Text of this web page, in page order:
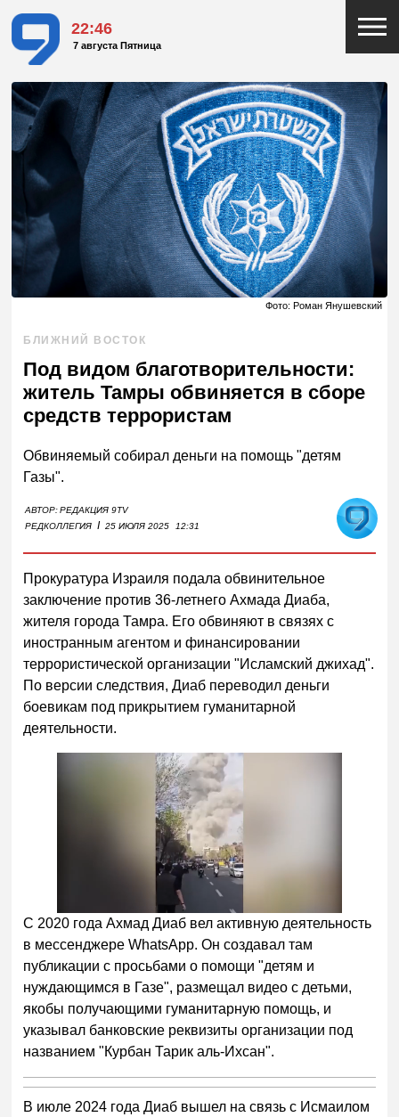
22:46
7 августа Пятница
Фото: Роман Янушевский
БЛИЖНИЙ ВОСТОК
Под видом благотворительности:
житель Тамры обвиняется в сборе
средств террористам
Обвиняемый собирал деньги на помощь "детям
Газы".
АВТОР:РЕДАКЦИЯ 9TV
РЕДКОЛЛЕГИЯ I 25 ИЮЛЯ 2025 12:31
Прокуратура Израиля подала обвинительное
заключение против 36-летнего Ахмада Диаба,
жителя города Тамра. Его обвиняют в связях с
иностранным агентом и финансировании
террористической организации "Исламский джихад".
По версии следствия, Диаб переводил деньги
боевикам под прикрытием гуманитарной
деятельности.
С 2020 года Ахмад Диаб вел активную деятельность
в мессенджере WhatsApp. Он создавал там
публикации с просьбами о помощи "детям и
нуждающимся в Газе", размещал видео с детьми,
якобы получающими гуманитарную помощь, и
указывал банковские реквизиты организации под
названием "Курбан Тарик аль-Ихсан".
В июле 2024 года Диаб вышел на связь с Исмаилом